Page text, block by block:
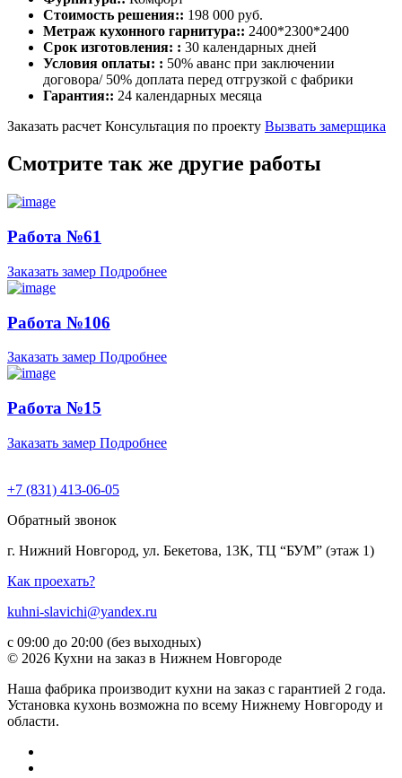
Стоимость решения:: 198 000 руб.
Метраж кухонного гарнитура:: 2400*2300*2400
Срок изготовления: : 30 календарных дней
Условия оплаты: : 50% аванс при заключении
договора/ 50% доплата перед отгрузкой с фабрики
Гарантия:: 24 календарных месяца
Заказать расчет Консультация по проекту Вызвать замерщика
Смотрите так же другие работы
Работа №61
Заказать замер Подробнее
Работа №106
Заказать замер Подробнее
Работа №15
Заказать замер Подробнее
+7 (831) 413-06-05
Обратный звонок
г. Нижний Новгород, ул. Бекетова, 13К, ТЦ “БУМ” (этаж 1)
Как проехать?
kuhni-slavichi@yandex.ru
с 09:00 до 20:00 (без выходных)
© 2026 Кухни на заказ в Нижнем Новгороде
Наша фабрика производит кухни на заказ c гарантией 2 года.
Установка кухонь возможна по всему Нижнему Новгороду и
области.